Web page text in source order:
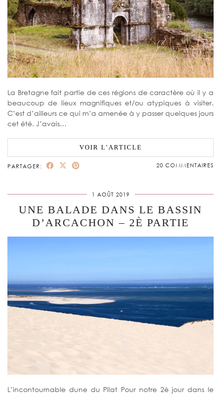
La Bretagne fait partie de ces régions de caractère où il y a
beaucoup de lieux magnifiques et/ou atypiques à visiter.
C’est d’ailleurs ce qui m’a amenée à y passer quelques jours
cet été. J’avais…
VOIR L’ARTICLE
PARTAGER: 20 COMMENTAIRES
1 AOÛT 2019
UNE BALADE DANS LE BASSIN
D’ARCACHON – 2È PARTIE
L’incontournable dune du Pilat Pour notre 2è jour dans le